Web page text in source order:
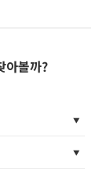
아볼까?